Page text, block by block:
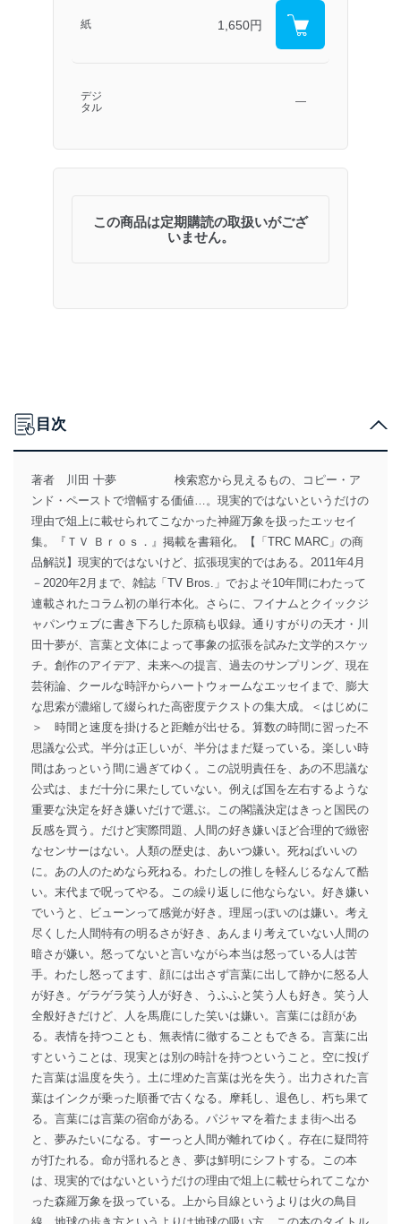
紙 1,650円
デジ
タル
―
この商品は定期購読の取扱いがござ
いません。
目次
著者 川田 十夢 検索窓から見えるもの、コピー・ア
ンド・ペーストで増幅する価値…。現実的ではないというだけの
理由で俎上に載せられてこなかった神羅万象を扱ったエッセイ
集。『ＴＶ Ｂｒｏｓ．』掲載を書籍化。【「TRC MARC」の商
品解説】現実的ではないけど、拡張現実的ではある。2011年4月
－2020年2月まで、雑誌「TV Bros.」でおよそ10年間にわたって
連載されたコラム初の単行本化。さらに、フイナムとクイックジ
ャパンウェブに書き下ろした原稿も収録。通りすがりの天才・川
田十夢が、言葉と文体によって事象の拡張を試みた文学的スケッ
チ。創作のアイデア、未来への提言、過去のサンプリング、現在
芸術論、クールな時評からハートウォームなエッセイまで、膨大
な思索が濃縮して綴られた高密度テクストの集大成。＜はじめに
＞ 時間と速度を掛けると距離が出せる。算数の時間に習った不
思議な公式。半分は正しいが、半分はまだ疑っている。楽しい時
間はあっという間に過ぎてゆく。この説明責任を、あの不思議な
公式は、まだ十分に果たしていない。例えば国を左右するような
重要な決定を好き嫌いだけで選ぶ。この閣議決定はきっと国民の
反感を買う。だけど実際問題、人間の好き嫌いほど合理的で緻密
なセンサーはない。人類の歴史は、あいつ嫌い。死ねばいいの
に。あの人のためなら死ねる。わたしの推しを軽んじるなんて酷
い。末代まで呪ってやる。この繰り返しに他ならない。好き嫌い
でいうと、ビューンって感覚が好き。理屈っぽいのは嫌い。考え
尽くした人間特有の明るさが好き、あんまり考えていない人間の
暗さが嫌い。怒ってないと言いながら本当は怒っている人は苦
手。わたし怒ってます、顔には出さず言葉に出して静かに怒る人
が好き。ゲラゲラ笑う人が好き、うふふと笑う人も好き。笑う人
全般好きだけど、人を馬鹿にした笑いは嫌い。言葉には顔があ
る。表情を持つことも、無表情に徹することもできる。言葉に出
すということは、現実とは別の時計を持つということ。空に投げ
た言葉は温度を失う。土に埋めた言葉は光を失う。出力された言
葉はインクが乗った順番で古くなる。摩耗し、退色し、朽ち果て
る。言葉には言葉の宿命がある。パジャマを着たまま街へ出る
と、夢みたいになる。すーっと人間が離れてゆく。存在に疑問符
が打たれる。命が揺れるとき、夢は鮮明にシフトする。この本
は、現実的ではないというだけの理由で俎上に載せられてこなか
った森羅万象を扱っている。上から目線というよりは火の鳥目